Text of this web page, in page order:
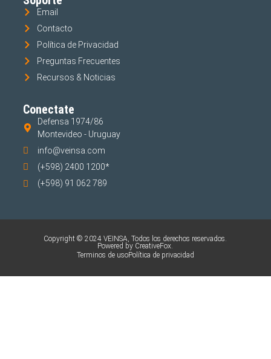
Email
Contacto
Política de Privacidad
Preguntas Frecuentes
Recursos & Noticias
Conectate
Defensa 1974/86
Montevideo - Uruguay
info@veinsa.com
(+598) 2400 1200*
(+598) 91 062 789
Copyright © 2024 VEINSA, Todos los derechos reservados.
Powered by CreativeFox.
Terminos de usoPolítica de privacidad